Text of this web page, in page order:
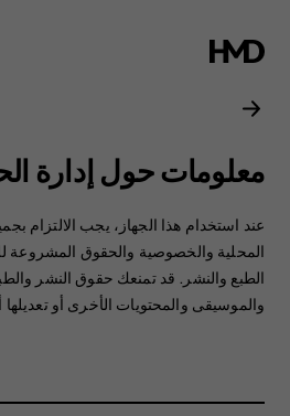
دليل
مستخدم
هاتف
Nokia
2.1
معلومات حول إدارة
عند استخدام هذا الجهاز، ‏‫يجب الالتزام
المحلية والخصوصية والحقوق المشروعة
الطبع والنشر. قد تمنعك حقوق النشر
والموسيقى والمحتويات الأخرى أو تعديلها